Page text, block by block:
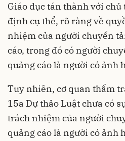
Giáo dục tán thành với
định cụ thể, rõ ràng về
nhiệm của người chuyển
cáo, trong đó có người
quảng cáo là người có ảnh
Tuy nhiên, cơ quan thẩm
15a Dự thảo Luật chưa có
trách nhiệm của người
quảng cáo là người có ảnh